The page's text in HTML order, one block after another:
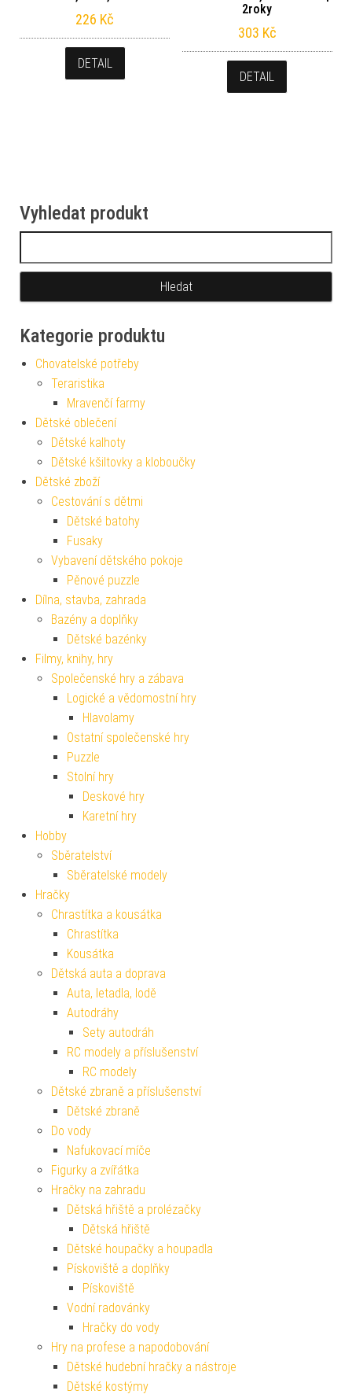
226 Kč
DETAIL
2roky
303 Kč
DETAIL
Vyhledat produkt
Kategorie produktu
Chovatelské potřeby
Teraristika
Mravenčí farmy
Dětské oblečení
Dětské kalhoty
Dětské kšiltovky a kloboučky
Dětské zboží
Cestování s dětmi
Dětské batohy
Fusaky
Vybavení dětského pokoje
Pěnové puzzle
Dílna, stavba, zahrada
Bazény a doplňky
Dětské bazénky
Filmy, knihy, hry
Společenské hry a zábava
Logické a vědomostní hry
Hlavolamy
Ostatní společenské hry
Puzzle
Stolní hry
Deskové hry
Karetní hry
Hobby
Sběratelství
Sběratelské modely
Hračky
Chrastítka a kousátka
Chrastítka
Kousátka
Dětská auta a doprava
Auta, letadla, lodě
Autodráhy
Sety autodráh
RC modely a příslušenství
RC modely
Dětské zbraně a příslušenství
Dětské zbraně
Do vody
Nafukovací míče
Figurky a zvířátka
Hračky na zahradu
Dětská hřiště a prolézačky
Dětská hřiště
Dětské houpačky a houpadla
Pískoviště a doplňky
Pískoviště
Vodní radovánky
Hračky do vody
Hry na profese a napodobování
Dětské hudební hračky a nástroje
Dětské kostýmy